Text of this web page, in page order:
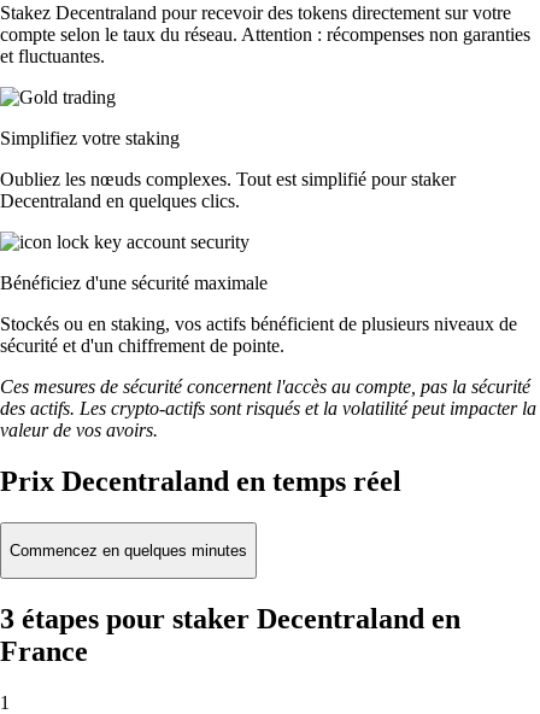
Stakez Decentraland pour recevoir des tokens directement sur votre
compte selon le taux du réseau. Attention : récompenses non garanties
et fluctuantes.
Simplifiez votre staking
Oubliez les nœuds complexes. Tout est simplifié pour staker
Decentraland en quelques clics.
Bénéficiez d'une sécurité maximale
Stockés ou en staking, vos actifs bénéficient de plusieurs niveaux de
sécurité et d'un chiffrement de pointe.
Ces mesures de sécurité concernent l'accès au compte, pas la sécurité
des actifs. Les crypto-actifs sont risqués et la volatilité peut impacter la
valeur de vos avoirs.
Prix Decentraland en temps réel
Commencez en quelques minutes
3 étapes pour staker Decentraland en
France
1